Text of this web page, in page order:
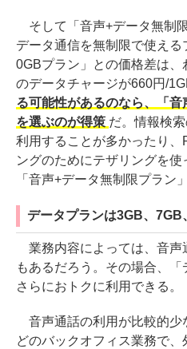
そして「音声+データ無制
データ通信を無制限で使え
0GBプラン」との価格差は
のデータチャージが660円/
る可能性があるのなら、「音
を選ぶのが得策 だ。情報検
利用することが多かったり
ングのためにテザリングを使
「音声+データ無制限プラン
データプランは3GB、7GB
業務内容によっては、音声
もあるだろう。その場合、「
さらにおトクに利用できる。
音声通話の利用が比較的少
どのバックオフィス業務で